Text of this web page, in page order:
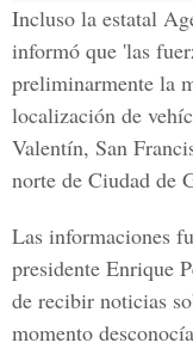
Incluso la estatal
informó que 'las
preliminarmente la
localización de
Valentín, San
norte de Ciudad de
Las informaciones
presidente Enrique
de recibir noticias
momento